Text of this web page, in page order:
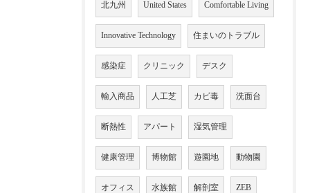
北九州 United States Comfortable Living
Innovative Technology 住まいのトラブル
感染症 クリニック デスク
輸入商品 人工芝 カビ毒 洗面台
断熱性 アパート 湿気管理
健康管理 博物館 遊園地 動物園
オフィス 水族館 解剖室 ZEB